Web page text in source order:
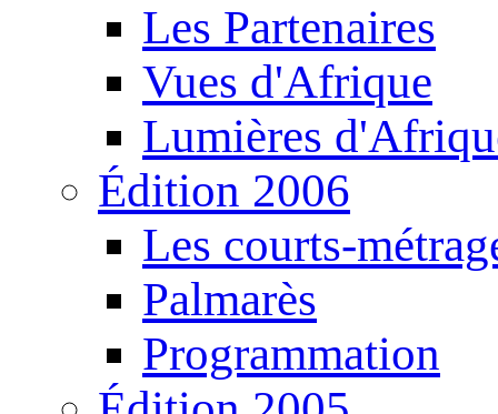
Les Partenaires
Vues d'Afrique
Lumières
Édition 2006
Les courts-
Palmarès
Programmation